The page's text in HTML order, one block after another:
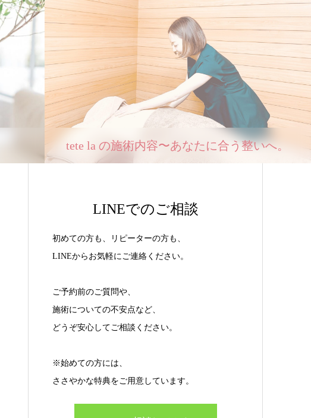
tete la の施術内容〜あなたに合う整いへ。
LINEでのご相談
初めての方も、リピーターの方も、
LINEからお気軽にご連絡ください。
ご予約前のご質問や、
施術についての不安点など、
どうぞ安心してご相談ください。
※始めての方には、
ささやかな特典をご用意しています。